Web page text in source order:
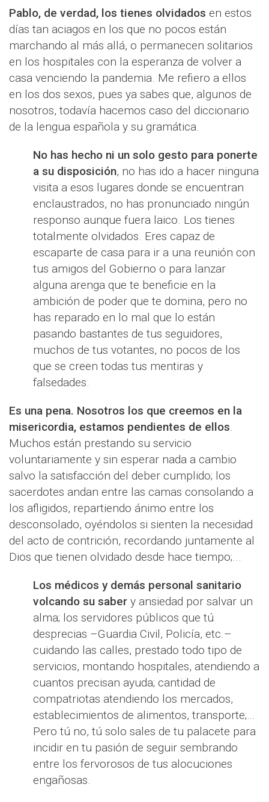
Pablo, de verdad, los tienes olvidados en estos
días tan aciagos en los que no pocos están
marchando al más allá, o permanecen solitarios
en los hospitales con la esperanza de volver a
casa venciendo la pandemia. Me refiero a ellos
en los dos sexos, pues ya sabes que, algunos de
nosotros, todavía hacemos caso del diccionario
de la lengua española y su gramática.
No has hecho ni un solo gesto para ponerte
a su disposición, no has ido a hacer ninguna
visita a esos lugares donde se encuentran
enclaustrados, no has pronunciado ningún
responso aunque fuera laico. Los tienes
totalmente olvidados. Eres capaz de
escaparte de casa para ir a una reunión con
tus amigos del Gobierno o para lanzar
alguna arenga que te beneficie en la
ambición de poder que te domina, pero no
has reparado en lo mal que lo están
pasando bastantes de tus seguidores,
muchos de tus votantes, no pocos de los
que se creen todas tus mentiras y
falsedades.
Es una pena. Nosotros los que creemos en la
misericordia, estamos pendientes de ellos.
Muchos están prestando su servicio
voluntariamente y sin esperar nada a cambio
salvo la satisfacción del deber cumplido; los
sacerdotes andan entre las camas consolando a
los afligidos, repartiendo ánimo entre los
desconsolado, oyéndolos si sienten la necesidad
del acto de contrición, recordando juntamente al
Dios que tienen olvidado desde hace tiempo;...
Los médicos y demás personal sanitario
volcando su saber y ansiedad por salvar un
alma; los servidores públicos que tú
desprecias –Guardia Civil, Policía, etc.–
cuidando las calles, prestado todo tipo de
servicios, montando hospitales, atendiendo a
cuantos precisan ayuda; cantidad de
compatriotas atendiendo los mercados,
establecimientos de alimentos, transporte;…
Pero tú no, tú solo sales de tu palacete para
incidir en tu pasión de seguir sembrando
entre los fervorosos de tus alocuciones
engañosas.